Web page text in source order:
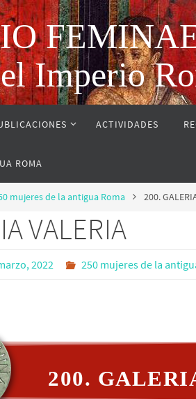
Imperio
ACTIVIDADES
ROMA
mujeres de la antigua Roma 200.
VALERIA
2022 250 mujeres de la
200.